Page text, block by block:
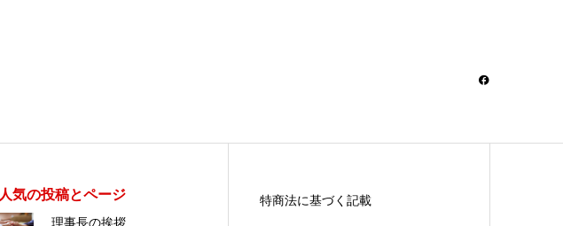
人気の投稿とページ
理事長の挨拶
特商法に基づく記載